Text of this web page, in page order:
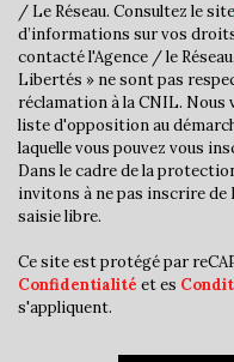
statistiques
Nombre d'habitants
Propriétaires (vs.
Taxe habitation
Taxe foncière
Habitants de moins
Habitants de 25 à 55
/ Le Réseau. Consultez le site
d’informations sur vos
contacté l'Agence / le
Libertés » ne sont pas
réclamation à la CNIL. Nous
liste d'opposition au
laquelle vous pouvez vous
Dans le cadre de la
invitons à ne pas inscrire de
saisie libre.
Ce site est protégé par
Confidentialité et es
s'appliquent.